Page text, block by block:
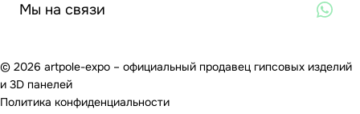
Мы на связи
© 2026 artpole-expo – официальный продавец гипсовых изделий
и 3D панелей
Политика конфиденциальности